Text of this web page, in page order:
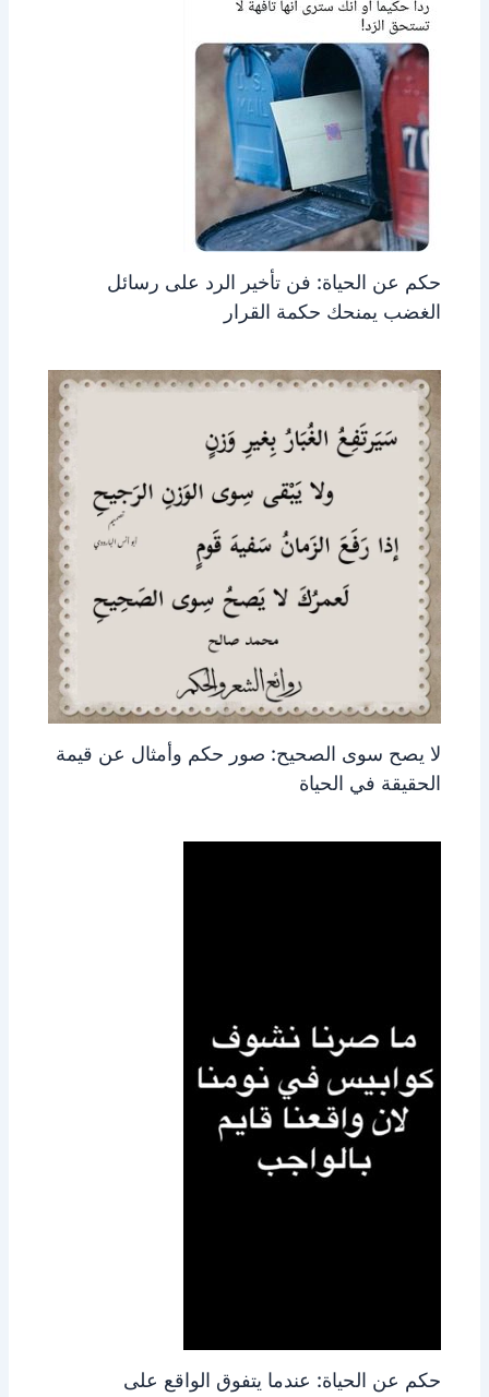
حكم عن الحياة: فن تأخير الرد على رسائل
الغضب يمنحك حكمة القرار
لا يصح سوى الصحيح: صور حكم وأمثال عن قيمة
الحقيقة في الحياة
حكم عن الحياة: عندما يتفوق الواقع على